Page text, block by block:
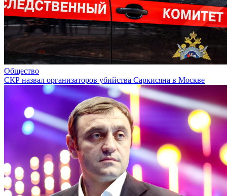
Общество
СКР назвал организаторов убийства Саркисяна в Москве